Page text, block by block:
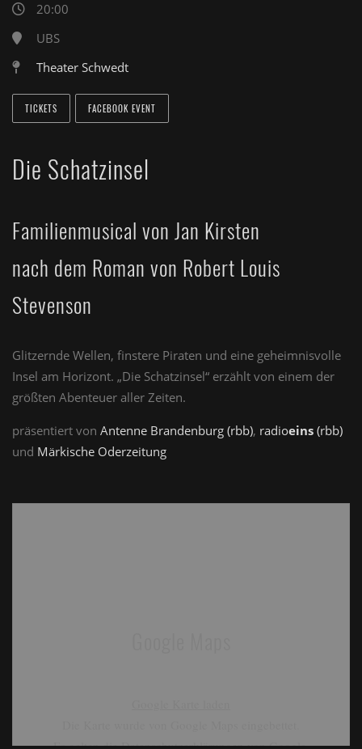
20:00
UBS
Theater Schwedt
TICKETS FACEBOOK EVENT
Die Schatzinsel
Familienmusical von Jan Kirsten
nach dem Roman von Robert Louis
Stevenson
Glitzernde Wellen, finstere Piraten und eine geheimnisvolle
Insel am Horizont. „Die Schatzinsel“ erzählt von einem der
größten Abenteuer aller Zeiten.
präsentiert von Antenne Brandenburg (rbb), radioeins (rbb)
und Märkische Oderzeitung
Es gelten dieDatenschutzerklärungenvon Google.